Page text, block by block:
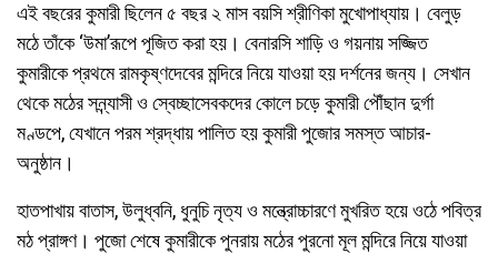
এই বছরের কুমারী ছিলেন ৫ বছর ২ মাস বয়সি শ্রীণিকা মুখোপাধ্যায়। বেলুড়
মঠে তাঁকে ‘উমা’রূপে পূজিত করা হয়। বেনারসি শাড়ি ও গয়নায় সজ্জিত
কুমারীকে প্রথমে রামকৃষ্ণদেবের মন্দিরে নিয়ে যাওয়া হয় দর্শনের জন্য। সেখান
থেকে মঠের সন্ন্যাসী ও স্বেচ্ছাসেবকদের কোলে চড়ে কুমারী পৌঁছান দুর্গা
মণ্ডপে, যেখানে পরম শ্রদ্ধায় পালিত হয় কুমারী পুজোর সমস্ত আচার-
অনুষ্ঠান।
হাতপাখায় বাতাস, উলুধ্বনি, ধুনুচি নৃত্য ও মন্ত্রোচ্চারণে মুখরিত হয়ে ওঠে পবিত্র
মঠ প্রাঙ্গণ। পুজো শেষে কুমারীকে পুনরায় মঠের পুরনো মূল মন্দিরে নিয়ে যাওয়া